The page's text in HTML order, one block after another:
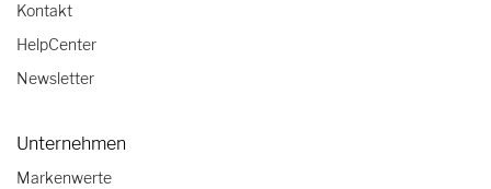
Kontakt
HelpCenter
Newsletter
Unternehmen
Markenwerte